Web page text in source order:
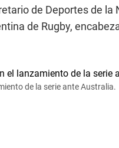
de Deportes de la
de Rugby,
de la serie ante Australia.